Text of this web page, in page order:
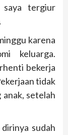
saya tergiur
karena
keluarga.
bekerja
tidak
setelah
sudah